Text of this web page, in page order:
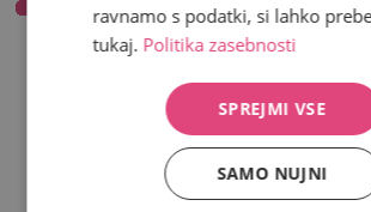
Vse v kategoriji Nakit
Uhani
Zapestnice
Ogrlice
Kolekcija Adéle Pečlové
ravnamo s podatki, si lahko
tukaj. Politika zasebnosti
SPREJMI VSE
SAMO NUJNI